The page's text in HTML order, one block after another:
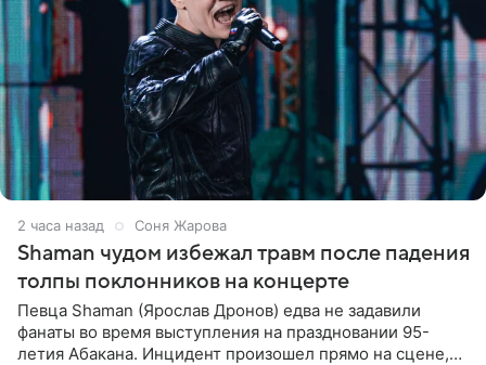
2 часа назад Соня Жарова
Shaman чудом избежал травм после падения
толпы поклонников на концерте
Певца Shaman (Ярослав Дронов) едва не задавили
фанаты во время выступления на праздновании 95-
летия Абакана. Инцидент произошел прямо на сцене,